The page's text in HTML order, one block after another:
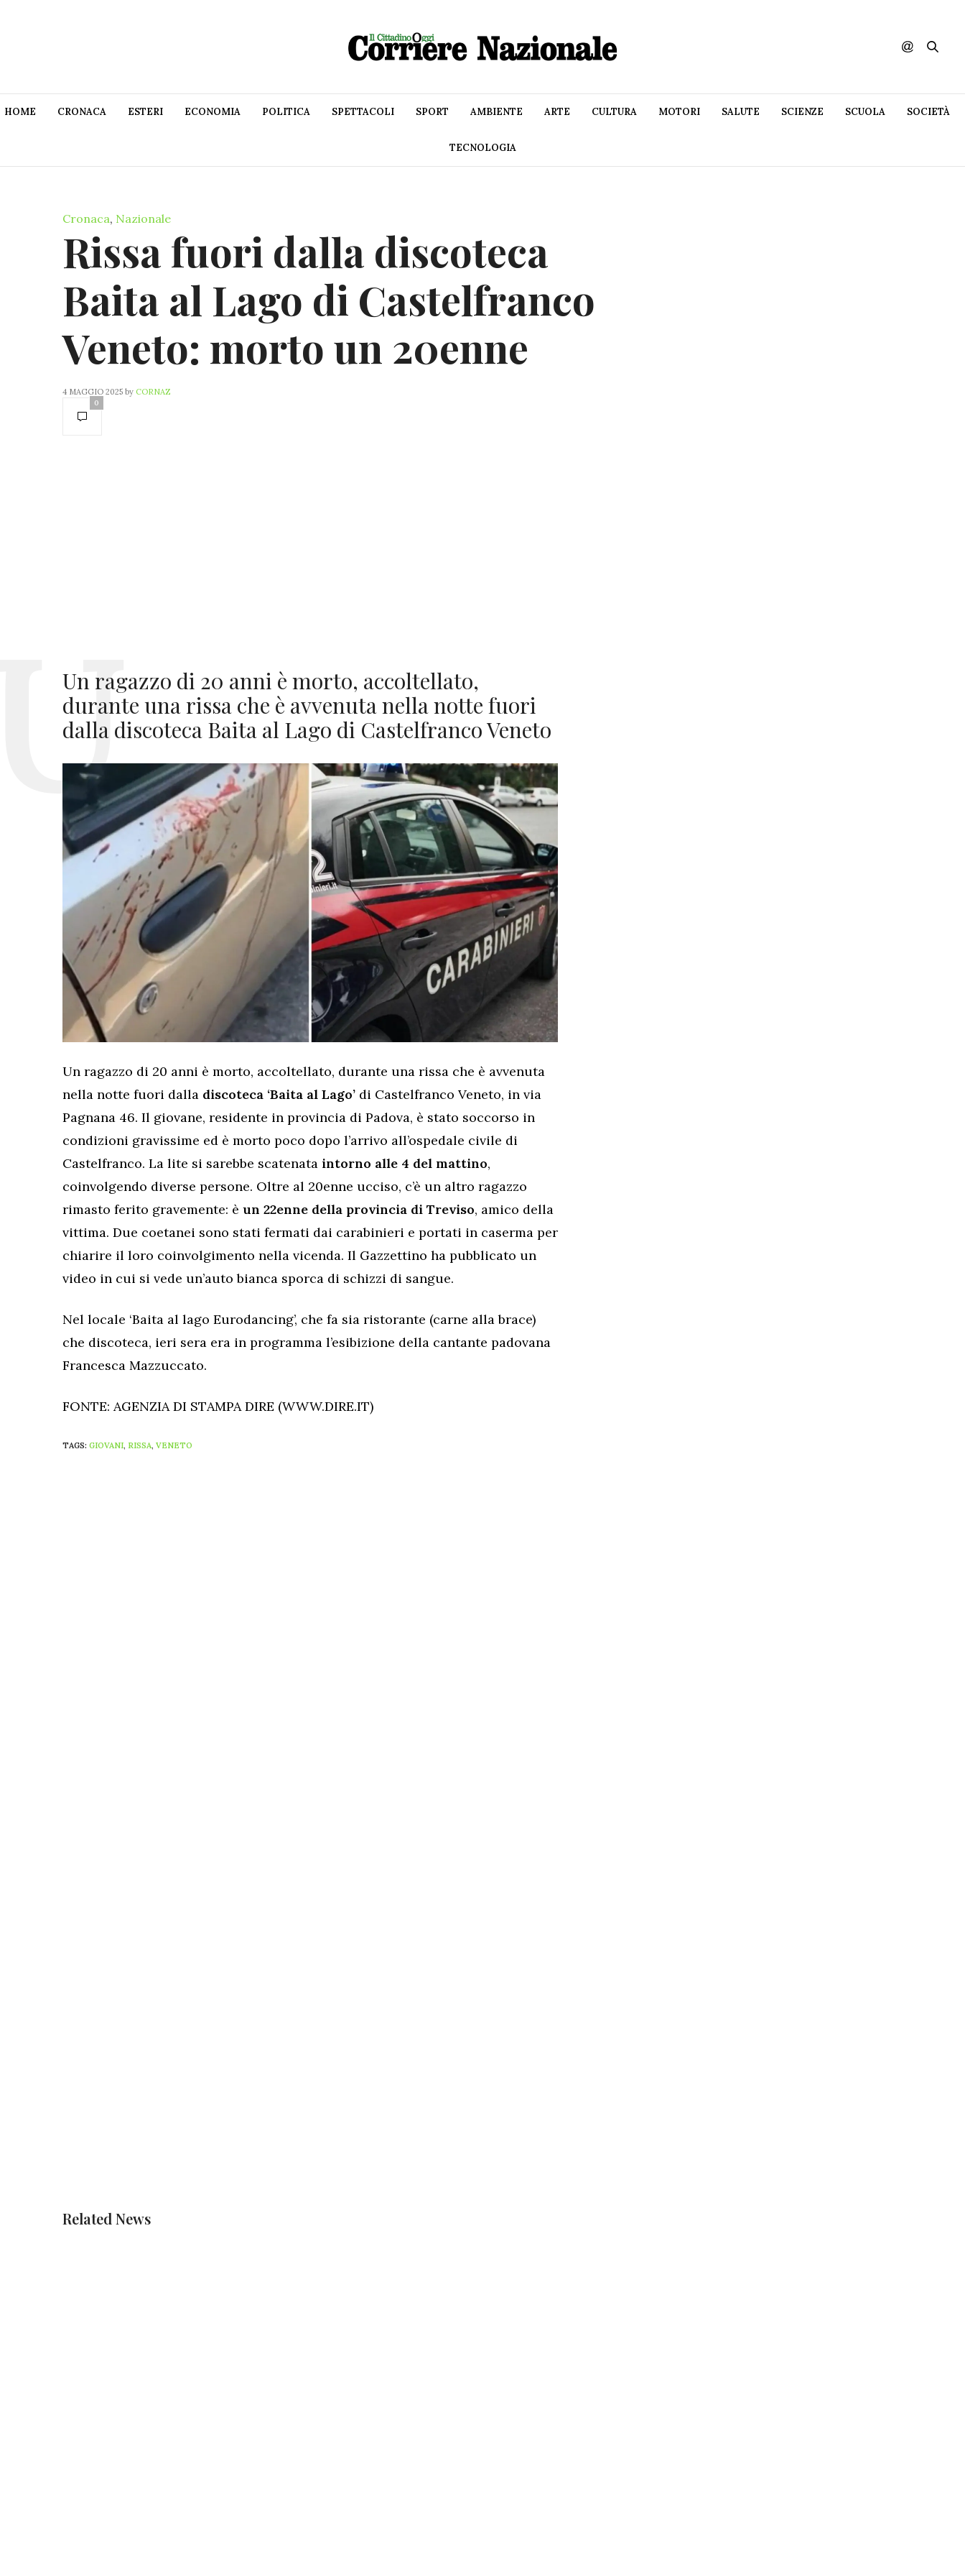
HOME CRONACA ESTERI ECONOMIA POLITICA SPETTACOLI SPORT AMBIENTE ARTE CULTURA MOTORI SALUTE SCIENZE SCUOLA SOCIETÀ
TECNOLOGIA
Cronaca, Nazionale
Rissa fuori dalla discoteca
Baita al Lago di Castelfranco
Veneto: morto un 20enne
4 MAGGIO 2025 by CORNAZ
0
Un ragazzo di 20 anni è morto, accoltellato,
durante una rissa che è avvenuta nella notte fuori
dalla discoteca Baita al Lago di Castelfranco Veneto
Un ragazzo di 20 anni è morto, accoltellato, durante una rissa che è avvenuta
nella notte fuori dalla discoteca ‘Baita al Lago’ di Castelfranco Veneto, in via
Pagnana 46. Il giovane, residente in provincia di Padova, è stato soccorso in
condizioni gravissime ed è morto poco dopo l’arrivo all’ospedale civile di
Castelfranco. La lite si sarebbe scatenata intorno alle 4 del mattino,
coinvolgendo diverse persone. Oltre al 20enne ucciso, c’è un altro ragazzo
rimasto ferito gravemente: è un 22enne della provincia di Treviso, amico della
vittima. Due coetanei sono stati fermati dai carabinieri e portati in caserma per
chiarire il loro coinvolgimento nella vicenda. Il Gazzettino ha pubblicato un
video in cui si vede un’auto bianca sporca di schizzi di sangue.
Nel locale ‘Baita al lago Eurodancing’, che fa sia ristorante (carne alla brace)
che discoteca, ieri sera era in programma l’esibizione della cantante padovana
Francesca Mazzuccato.
FONTE: AGENZIA DI STAMPA DIRE (WWW.DIRE.IT)
TAGS: GIOVANI, RISSA, VENETO
Related News